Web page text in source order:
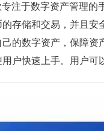
注于数字资产管理
存储和交易，并且
的数字资产，保障
户快速上手。用户可